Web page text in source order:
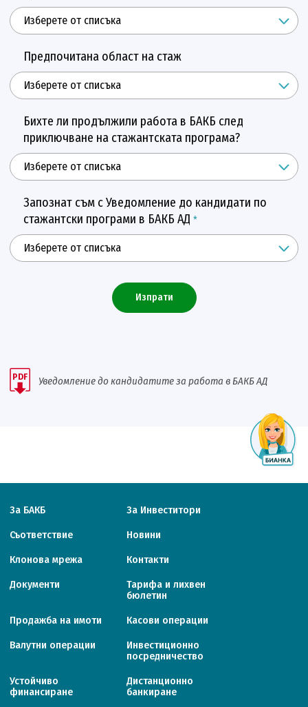
Предпочитана област на стаж
Бихте ли продължили работа в БАКБ след
приключване на стажантската програма?
Запознат съм с Уведомление до кандидати по
стажантски програми в БАКБ АД *
Изпрати
PDF Уведомление до кандидатите за работа в БАКБ АД
За БАКБ За Инвеститори
Съответствие Новини
Клонова мрежа Контакти
Документи
Тарифa и лихвен
бюлетин
Продажба на имоти Касови операции
Валутни операции
Инвестиционно
посредничество
Устойчиво
финансиране
Дистанционно
банкиране